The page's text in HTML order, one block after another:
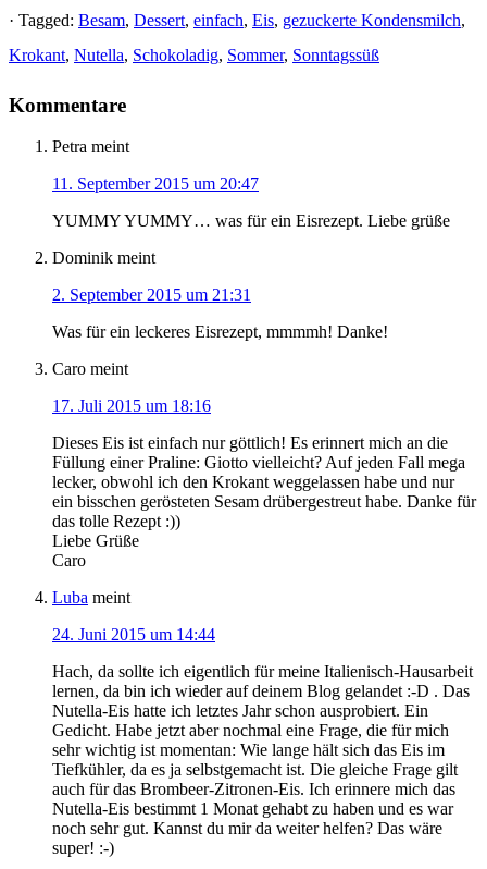
· Tagged: Besam, Dessert, einfach, Eis, gezuckerte Kondensmilch,
Krokant, Nutella, Schokoladig, Sommer, Sonntagssüß
Kommentare
Petra meint
11. September 2015 um 20:47
YUMMY YUMMY… was für ein Eisrezept. Liebe grüße
Dominik meint
2. September 2015 um 21:31
Was für ein leckeres Eisrezept, mmmmh! Danke!
Caro meint
17. Juli 2015 um 18:16
Dieses Eis ist einfach nur göttlich! Es erinnert mich an die
Füllung einer Praline: Giotto vielleicht? Auf jeden Fall mega
lecker, obwohl ich den Krokant weggelassen habe und nur
ein bisschen gerösteten Sesam drübergestreut habe. Danke für
das tolle Rezept :))
Liebe Grüße
Caro
Luba meint
24. Juni 2015 um 14:44
Hach, da sollte ich eigentlich für meine Italienisch-Hausarbeit
lernen, da bin ich wieder auf deinem Blog gelandet :-D . Das
Nutella-Eis hatte ich letztes Jahr schon ausprobiert. Ein
Gedicht. Habe jetzt aber nochmal eine Frage, die für mich
sehr wichtig ist momentan: Wie lange hält sich das Eis im
Tiefkühler, da es ja selbstgemacht ist. Die gleiche Frage gilt
auch für das Brombeer-Zitronen-Eis. Ich erinnere mich das
Nutella-Eis bestimmt 1 Monat gehabt zu haben und es war
noch sehr gut. Kannst du mir da weiter helfen? Das wäre
super! :-)